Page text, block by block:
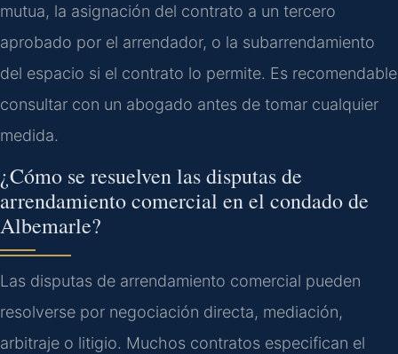
mutua, la asignación del contrato a un tercero
aprobado por el arrendador, o la subarrendamiento
del espacio si el contrato lo permite. Es recomendable
consultar con un abogado antes de tomar cualquier
medida.
¿Cómo se resuelven las disputas de
arrendamiento comercial en el condado de
Albemarle?
Las disputas de arrendamiento comercial pueden
resolverse por negociación directa, mediación,
arbitraje o litigio. Muchos contratos especifican el